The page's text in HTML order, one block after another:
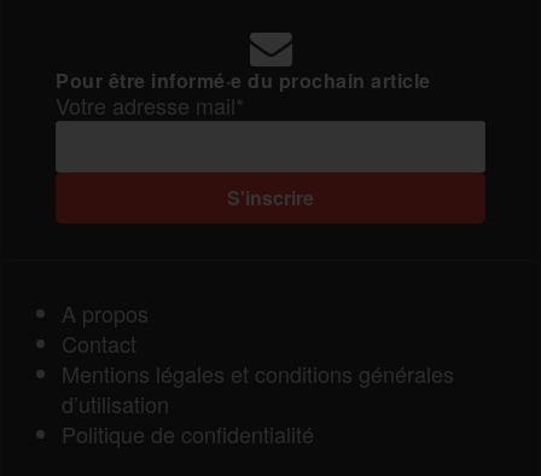
Pour être informé·e du prochain article
Votre adresse mail*
A propos
Contact
Mentions légales et conditions générales
d’utilisation
Politique de confidentialité